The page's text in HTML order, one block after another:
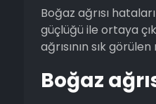
Boğaz ağrısı
güçlüğü ile ortaya
ağrısının sık
Boğaz